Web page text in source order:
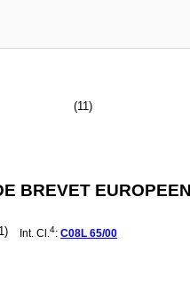
(11)
BREVET EUROPEEN
Int. Cl.4: C08L 65/00